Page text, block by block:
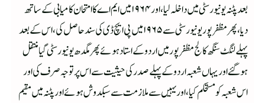
بعد پٹنہ یونیورسٹی میں داخلہ لیا ،اور ۱۹۶۴ میں ایم اے کا امتحان کامیابی کے ساتھ
دیا ،پھر مظفرپور یونیورسٹی سے ۱۹۶۵ میں پی ایچ ڈی کی سند حاصل کی ،اس کے بعد
پہلے لنگٹ سنگھ کالج مظفر پور میں اردو کے استاد ہوئے پھر مگدھ یونیورسٹی گیا منتقل
ہوگئے اور یہاں شعبہ اردو کے پہلے صدر کی حیثیت سے اس پر توجہ صرف کی اور
اس شعبہ کو مستحکم کیا ،اور یہیں سے ملازمت سے سبکدوش ہوئے اور پٹنہ میں مقیم